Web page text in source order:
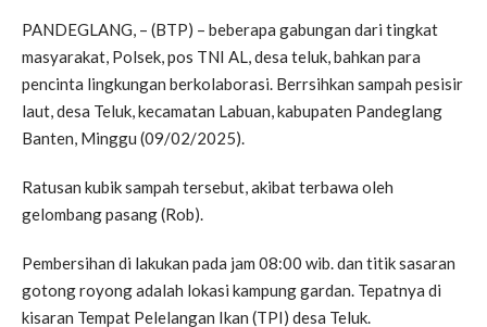
PANDEGLANG, – (BTP) – beberapa gabungan dari tingkat
masyarakat, Polsek, pos TNI AL, desa teluk, bahkan para
pencinta lingkungan berkolaborasi. Berrsihkan sampah pesisir
laut, desa Teluk, kecamatan Labuan, kabupaten Pandeglang
Banten, Minggu (09/02/2025).
Ratusan kubik sampah tersebut, akibat terbawa oleh
gelombang pasang (Rob).
Pembersihan di lakukan pada jam 08:00 wib. dan titik sasaran
gotong royong adalah lokasi kampung gardan. Tepatnya di
kisaran Tempat Pelelangan Ikan (TPI) desa Teluk.